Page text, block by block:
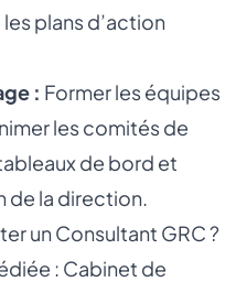
plans d’action
: Former les équipes
les comités de
de bord et
de la direction.
un Consultant GRC ?
: Cabinet de